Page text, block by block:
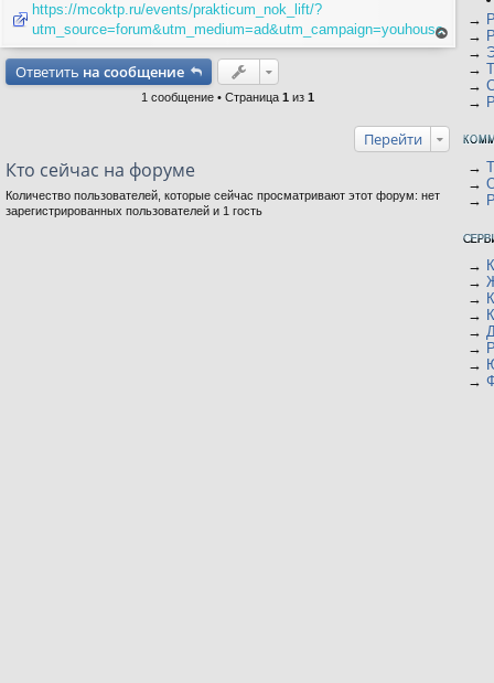
https://mcoktp.ru/events/prakticum_nok_lift/?
utm_source=forum&utm_medium=ad&utm_campaign=youhouse
Ответить на сообщение
1 сообщение • Страница 1 из 1
Перейти
Кто сейчас на форуме
Количество пользователей, которые сейчас просматривают этот форум: нет
зарегистрированных пользователей и 1 гость
→
→
→
→
→
→
→
→
→
→
→
→
→
→
→
→
→